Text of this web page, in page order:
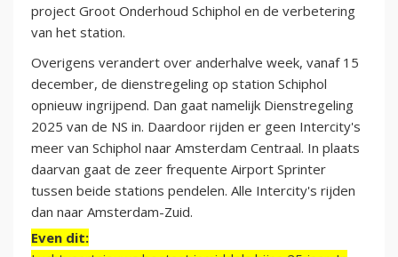
project Groot Onderhoud Schiphol en de verbetering
van het station.
Overigens verandert over anderhalve week, vanaf 15
december, de dienstregeling op station Schiphol
opnieuw ingrijpend. Dan gaat namelijk Dienstregeling
2025 van de NS in. Daardoor rijden er geen Intercity's
meer van Schiphol naar Amsterdam Centraal. In plaats
daarvan gaat de zeer frequente Airport Sprinter
tussen beide stations pendelen. Alle Intercity's rijden
dan naar Amsterdam-Zuid.
Even dit: